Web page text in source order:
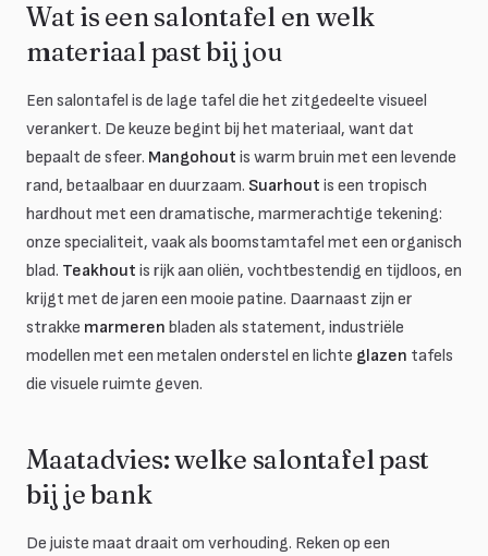
Wat is een salontafel en welk
materiaal past bij jou
Een salontafel is de lage tafel die het zitgedeelte visueel
verankert. De keuze begint bij het materiaal, want dat
bepaalt de sfeer. Mangohout is warm bruin met een levende
rand, betaalbaar en duurzaam. Suarhout is een tropisch
hardhout met een dramatische, marmerachtige tekening:
onze specialiteit, vaak als boomstamtafel met een organisch
blad. Teakhout is rijk aan oliën, vochtbestendig en tijdloos, en
krijgt met de jaren een mooie patine. Daarnaast zijn er
strakke marmeren bladen als statement, industriële
modellen met een metalen onderstel en lichte glazen tafels
die visuele ruimte geven.
Maatadvies: welke salontafel past
bij je bank
De juiste maat draait om verhouding. Reken op een